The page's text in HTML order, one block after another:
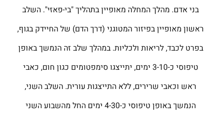
בני אדם. מהלך המחלה מאופיין בתהליך "בי-פאזי". השלב
ראשון מאופיין בפיזור המטוגני (דרך הדם) של החיידק בגוף,
בפרט לכבד, לריאות ולכליות. במהלך שלב זה הנמשך באופן
טיפוסי כ-3-10 ימים, יתייצגו סימפטומים כגון חום, כאבי
ראש וכאבי שרירים, ללא התייצגות עורית. השלב השני,
הנמשך באופן טיפוסי כ-4-30 ימים החל מהשבוע השני